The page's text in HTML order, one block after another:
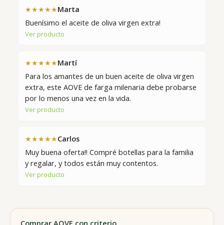
★★★★★Marta
Buenísimo el aceite de oliva virgen extra!
Ver producto
★★★★★Martí
Para los amantes de un buen aceite de oliva virgen
extra, este AOVE de farga milenaria debe probarse
por lo menos una vez en la vida.
Ver producto
★★★★★Carlos
Muy buena oferta!! Compré botellas para la familia
y regalar, y todos están muy contentos.
Ver producto
Comprar AOVE con criterio